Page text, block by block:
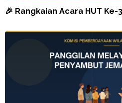
🎉 Rangkaian Acara HUT Ke-